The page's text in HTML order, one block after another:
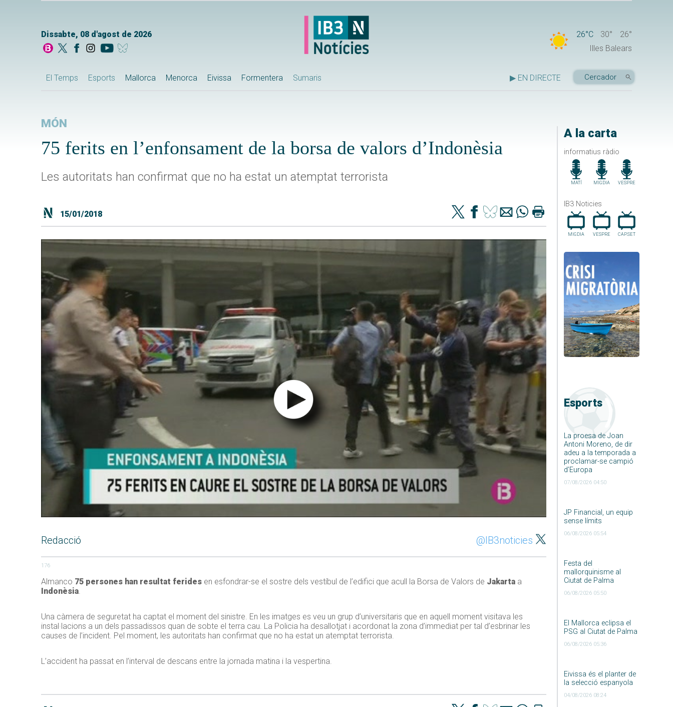
Dissabte, 08 d'agost de 2026 26°C 30°
26°
Illes Balears
El Temps Esports Mallorca Menorca Eivissa Formentera Sumaris ▶ EN DIRECTE
A la carta
informatius ràdio
MATÍ MIGDIA VESPRE
IB3 Noticies
MIGDIA VESPRE CAP.SET
Esports
La proesa de Joan
Antoni Moreno, de dir
adeu a la temporada a
proclamar-se campió
d’Europa
07/08/2026 04:50
JP Financial, un equip
sense límits
06/08/2026 05:54
Festa del
mallorquinisme al
Ciutat de Palma
06/08/2026 05:50
El Mallorca eclipsa el
PSG al Ciutat de Palma
06/08/2026 05:36
Eivissa és el planter de
la selecció espanyola
04/08/2026 08:24
MÓN
75 ferits en l’enfonsament de la borsa de valors d’Indonèsia
Les autoritats han confirmat que no ha estat un atemptat terrorista
15/01/2018
Redacció @IB3noticies
176
Almanco 75 persones han resultat ferides en esfondrar-se el sostre dels vestíbul de l’edifici que acull la Borsa de Valors de Jakarta a
Indonèsia.
Una càmera de seguretat ha captat el moment del sinistre. En les imatges es veu un grup d’universitaris que en aquell moment visitava les
instal·lacions a un dels passadissos quan de sobte el terra cau. La Policia ha desallotjat i acordonat la zona d’immediat per tal d’esbrinar les
causes de l’incident. Pel moment, les autoritats han confirmat que no ha estat un atemptat terrorista.
L’accident ha passat en l’interval de descans entre la jornada matina i la vespertina.